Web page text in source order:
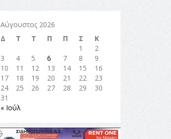
Αύγουστος 2026
Δ
Τ Τ Π Π Σ
Κ
1
2
3
4 5 6 7 8
9
10
11 12 13 14 15
16
17
18 19 20 21 22
23
24
25 26 27 28 29
30
31
« Ιούλ